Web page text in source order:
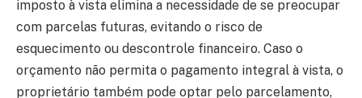
imposto à vista elimina a necessidade de se preocupar
com parcelas futuras, evitando o risco de
esquecimento ou descontrole financeiro. Caso o
orçamento não permita o pagamento integral à vista, o
proprietário também pode optar pelo parcelamento,